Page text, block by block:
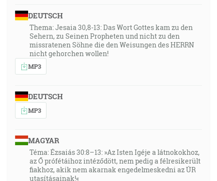
DEUTSCH
Thema: Jesaia 30,8-13: Das Wort Gottes kam zu den
Sehern, zu Seinen Propheten und nicht zu den
missratenen Söhne die den Weisungen des HERRN
nicht gehorchen wollen!
MP3
DEUTSCH
MP3
MAGYAR
Téma: Ézsaiás 30:8–13: »Az Isten Igéje a látnokokhoz,
az Ő prófétáihoz intéződött, nem pedig a félresikerült
fiakhoz, akik nem akarnak engedelmeskedni az ÚR
utasításainak!«